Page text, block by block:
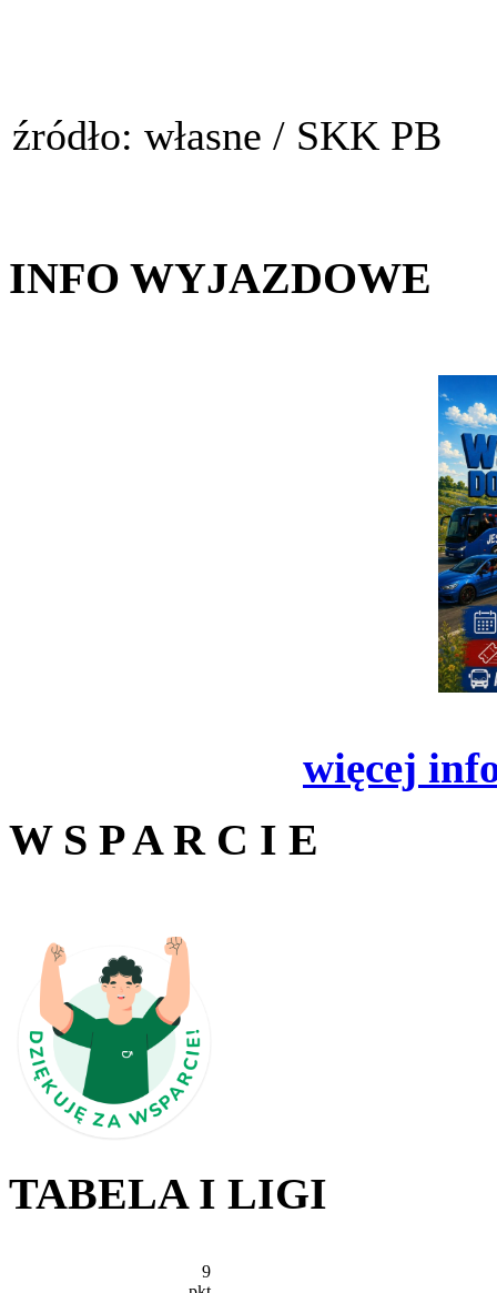
źródło: własne / SKK PB
INFO WYJAZDOWE
więcej
W S P A R C I E
TABELA I LIGI
9